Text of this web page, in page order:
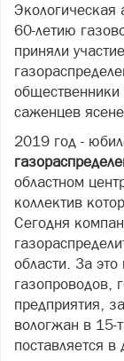
Экологическая
60-летию
приняли
саженцев
2019 год -
областном
коллектив
Сегодня
области. За
газопроводов,
предприятия,
вологжан в 15-
поставляется